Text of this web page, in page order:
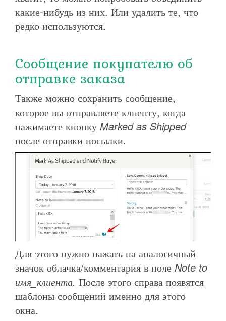
какие-нибудь из них. Или удалить те, что
редко используются.
Сообщение покупателю об
отправке заказа
Также можно сохранить сообщение,
которое вы отправляете клиенту, когда
нажимаете кнопку Marked as Shipped
после отправки посылки.
Для этого нужно нажать на аналогичный
значок облачка/комментария в поле Note to
имя_клиента. После этого справа появятся
шаблоны сообщений именно для этого
окна.